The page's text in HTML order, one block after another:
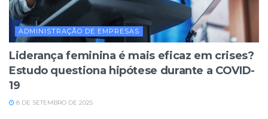
ADMINISTRAÇÃO DE EMPRESAS
Liderança feminina é mais eficaz em crises?
Estudo questiona hipótese durante a COVID-
19
8 DE SETEMBRO DE 2025